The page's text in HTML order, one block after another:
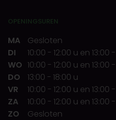
OPENINGSUREN
MA
Gesloten
DI
10:00 - 12:00 u en 13:00 -
WO 10:00 - 12:00 u en 13:00 -
DO
13:00 - 18:00 u
VR
10:00 - 12:00 u en 13:00 -
ZA
10:00 - 12:00 u en 13:00 -
ZO
Gesloten